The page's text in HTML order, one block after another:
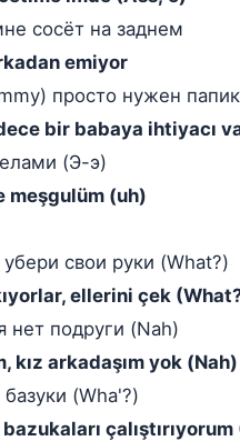
сосёт на заднем
emiyor
просто нужен
bir babaya ihtiyacı
(Э-э)
meşgulüm (uh)
свои руки (What?)
ellerini çek
подруги (Nah)
kız arkadaşım yok (Nah)
(Wha'?)